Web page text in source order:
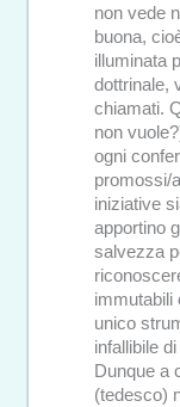
non vede
buona,
illuminata
dottrinale,
chiamati.
non
ogni
promossi/
iniziative
apportino
salvezza
immutabili
unico
infallibile
Dunque a
(tedesco)